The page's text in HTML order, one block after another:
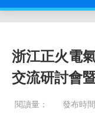
浙江正火電
交流研討會
閱讀量： 發布時